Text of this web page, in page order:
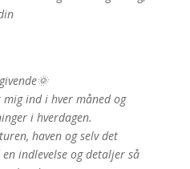
mig ind i hver måned og
i hverdagen.
haven og selv det
indlevelse og detaljer så